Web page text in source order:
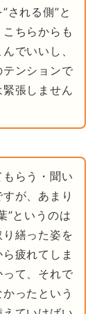
される側”と
ちらからも
でいいし、
ンションで
張しません
らう・聞い
が、あまり
”というのは
繕った姿を
疲れてしま
て、それで
ったという